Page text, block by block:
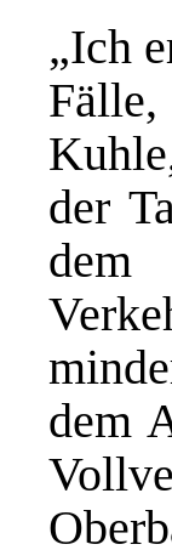
„Ich
der
dem